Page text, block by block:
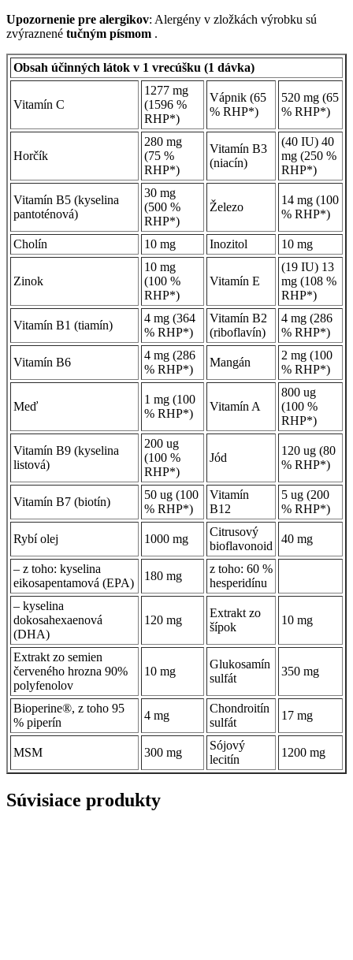
Upozornenie pre alergikov: Alergény v zložkách výrobku sú
zvýraznené tučným písmom .
Obsah účinných látok v 1 vrecúšku (1 dávka)
Vitamín C
1277 mg
(1596 %
RHP*)
Vápnik (65
% RHP*)
520 mg (65
% RHP*)
Horčík
280 mg
(75 %
RHP*)
Vitamín B3
(niacín)
(40 IU) 40
mg (250 %
RHP*)
Vitamín B5 (kyselina
pantoténová)
30 mg
(500 %
RHP*)
Železo
14 mg (100
% RHP*)
Cholín 10 mg Inozitol 10 mg
Zinok
10 mg
(100 %
RHP*)
Vitamín E
(19 IU) 13
mg (108 %
RHP*)
Vitamín B1 (tiamín)
4 mg (364
% RHP*)
Vitamín B2
(riboflavín)
4 mg (286
% RHP*)
Vitamín B6
4 mg (286
% RHP*)
Mangán
2 mg (100
% RHP*)
Meď
1 mg (100
% RHP*)
Vitamín A
800 ug
(100 %
RHP*)
Vitamín B9 (kyselina
listová)
200 ug
(100 %
RHP*)
Jód
120 ug (80
% RHP*)
Vitamín B7 (biotín)
50 ug (100
% RHP*)
Vitamín
B12
5 ug (200
% RHP*)
Rybí olej 1000 mg
Citrusový
bioflavonoid
40 mg
– z toho: kyselina
eikosapentamová (EPA)
180 mg
z toho: 60 %
hesperidínu
– kyselina
dokosahexaenová
(DHA)
120 mg
Extrakt zo
šípok
10 mg
Extrakt zo semien
červeného hrozna 90%
polyfenolov
10 mg
Glukosamín
sulfát
350 mg
Bioperine®, z toho 95
% piperín
4 mg
Chondroitín
sulfát
17 mg
MSM 300 mg
Sójový
lecitín
1200 mg
Súvisiace produkty